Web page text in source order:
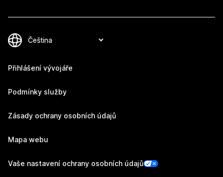
Přihlášení vývojáře
Podmínky služby
Zásady ochrany osobních údajů
Mapa webu
Vaše nastavení ochrany osobních údajů